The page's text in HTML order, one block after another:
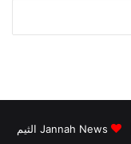
Jannah News الثيم